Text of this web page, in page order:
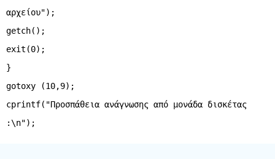
αρχείου");
getch();
exit(0);
}
gotoxy (10,9);
cprintf("Προσπάθεια ανάγνωσης από μονάδα δισκέτας